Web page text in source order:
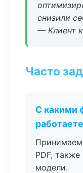
снизили
— Клиент
Часто
С какими
Принимаем
PDF,
модели.